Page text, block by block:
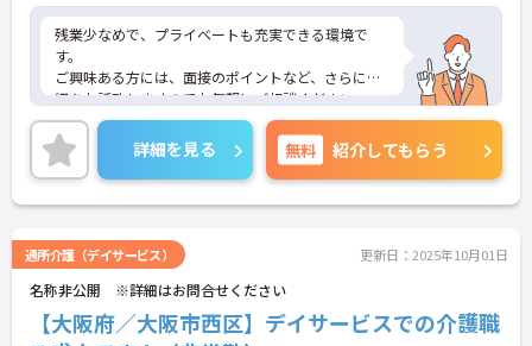
残業少なめで、プライベートも充実できる環境で
す。
ご興味ある方には、面接のポイントなど、さらに詳
細をお話致しますのでお気軽にご相談ください。
詳細を見る 無料 紹介してもらう
通所介護（デイサービス） 更新日：2025年10月01日
名称非公開 ※詳細はお問合せください
【大阪府／大阪市西区】デイサービスでの介護職